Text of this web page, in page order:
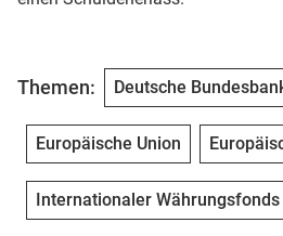
Themen: Deutsche
Europäische Union
Internationaler Währungsfonds